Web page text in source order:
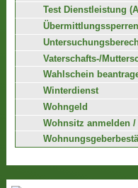
Test Dienstleistung
Vaterschafts-/
Wahlschein
Winterdienst
Wohngeld
Wohnsitz anmelden